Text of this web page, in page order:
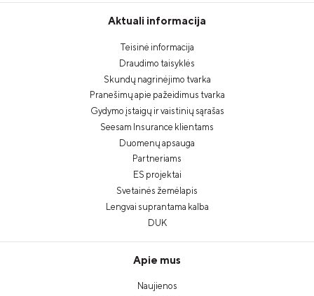
Aktuali informacija
Teisinė informacija
Draudimo taisyklės
Skundų nagrinėjimo tvarka
Pranešimų apie pažeidimus tvarka
Gydymo įstaigų ir vaistinių sąrašas
Seesam Insurance klientams
Duomenų apsauga
Partneriams
ES projektai
Svetainės žemėlapis
Lengvai suprantama kalba
DUK
Apie mus
Naujienos